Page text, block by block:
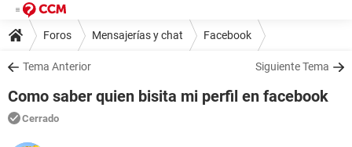
Foros Mensajerías y chat Facebook
Tema Anterior Siguiente Tema
Como saber quien bisita mi perfil en facebook
Cerrado